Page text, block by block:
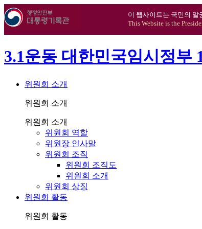
이 웹사이트는 국민의
This Website is the
3.1운동 대한민국임시정부
위원회 소개
위원회 소개
위원회 소개
위원회 역할
위원장 인사말
위원회 조직
위원회 조직도
위원회 소개
위원회 상징
위원회 활동
위원회 활동